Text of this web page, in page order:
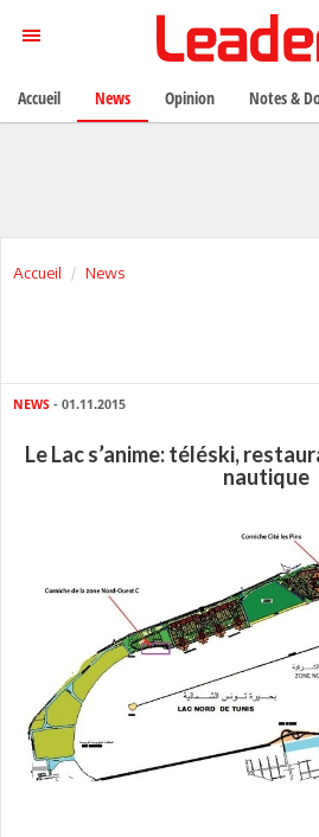
Accueil News
NEWS - 01.11.2015
Le Lac s’anime: téléski,
nautique
Accueil News Opinion Notes &